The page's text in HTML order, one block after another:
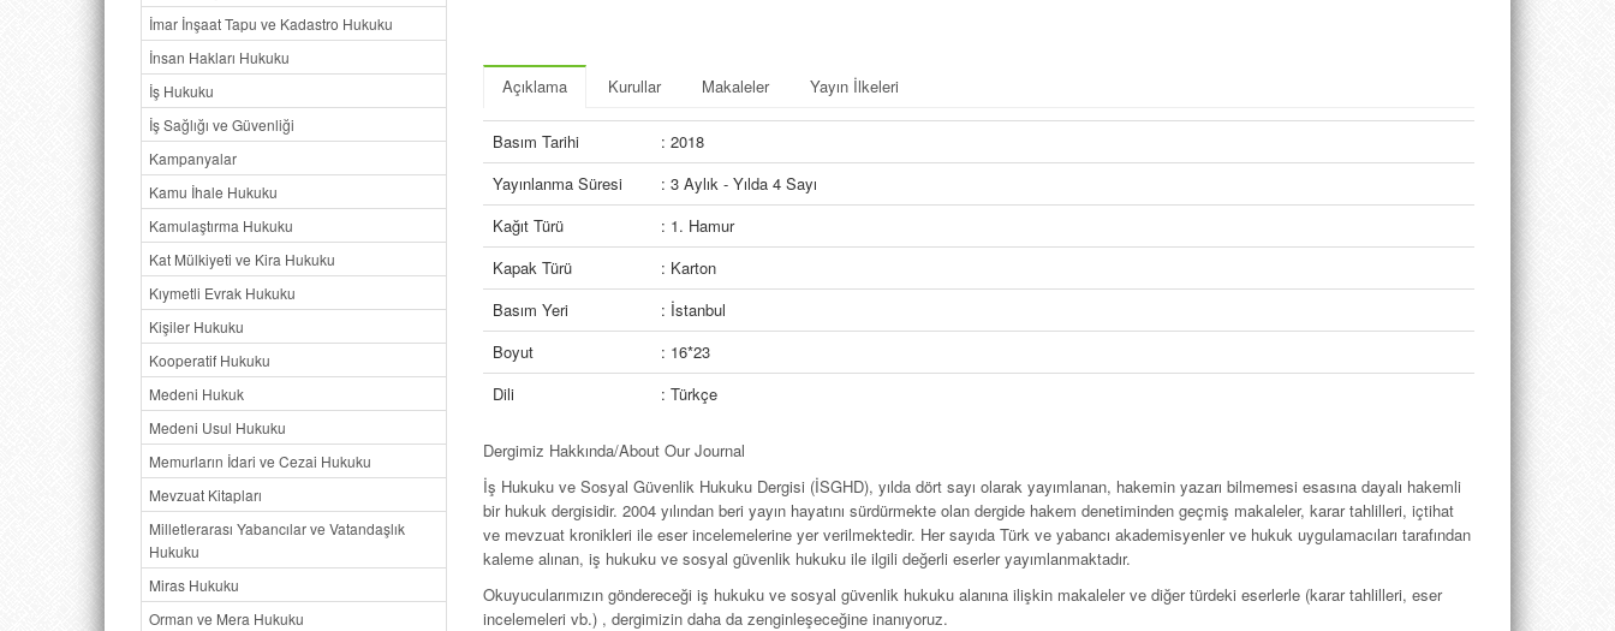
İmar İnşaat Tapu ve Kadastro Hukuku
İnsan Hakları Hukuku
İş Hukuku
İş Sağlığı ve Güvenliği
Kampanyalar
Kamu İhale Hukuku
Kamulaştırma Hukuku
Kat Mülkiyeti ve Kira Hukuku
Kıymetli Evrak Hukuku
Kişiler Hukuku
Kooperatif Hukuku
Medeni Hukuk
Medeni Usul Hukuku
Memurların İdari ve Cezai Hukuku
Mevzuat Kitapları
Milletlerarası Yabancılar ve Vatandaşlık
Hukuku
Miras Hukuku
Orman ve Mera Hukuku
Açıklama Kurullar Makaleler Yayın İlkeleri
Basım Tarihi
: 2018
Yayınlanma Süresi
: 3 Aylık - Yılda 4 Sayı
Kağıt Türü
: 1. Hamur
Kapak Türü
: Karton
Basım Yeri
: İstanbul
Boyut
: 16*23
Dili
: Türkçe
Dergimiz Hakkında/About Our Journal
İş Hukuku ve Sosyal Güvenlik Hukuku Dergisi (İSGHD), yılda dört sayı olarak yayımlanan, hakemin yazarı bilmemesi esasına da­yalı hakemli
bir hukuk dergisidir. 2004 yılından beri yayın hayatını sür­dürmekte olan dergide hakem denetiminden geçmiş makaleler, karar tahlilleri, içtihat
ve mevzuat kronikleri ile eser incelemelerine yer veril­mektedir. Her sayıda Türk ve yabancı akademisyenler ve hukuk uygu­lamacıları tarafından
kaleme alınan, iş hukuku ve sosyal güvenlik hu­kuku ile ilgili değerli eserler yayımlanmaktadır.
Okuyucularımızın göndereceği iş hukuku ve sosyal güvenlik hu­kuku alanına ilişkin makaleler ve diğer türdeki eserlerle (karar tahlil­leri, eser
incelemeleri vb.) , dergimizin daha da zenginleşeceğine inanı­yoruz.